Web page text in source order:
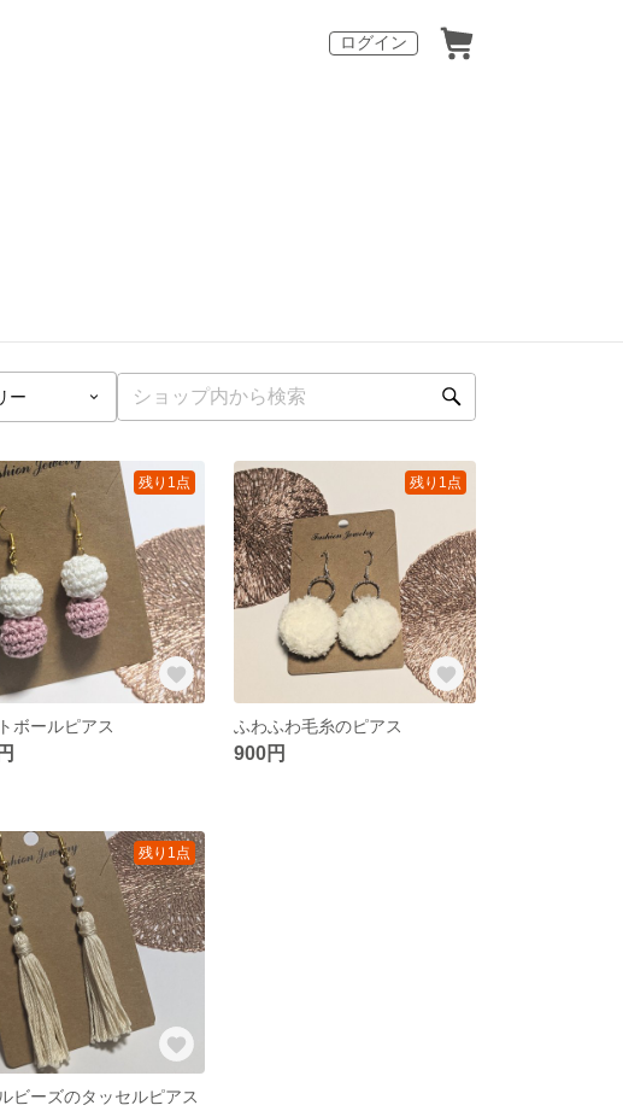
ログイン
残り1点
ボールピアス
残り1点
ふわふわ毛糸のピアス
900円
残り1点
ビーズのタッセルピアス